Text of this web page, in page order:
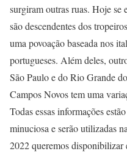
surgiram outras ruas. Hoje
são descendentes dos
uma povoação baseada nos
portugueses. Além deles,
São Paulo e do Rio Grande
Campos Novos tem uma
Todas essas informações
minuciosa e serão utilizadas
2022 queremos disponibilizar